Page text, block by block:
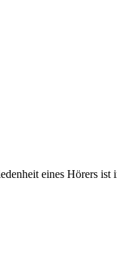
eines Hörers ist